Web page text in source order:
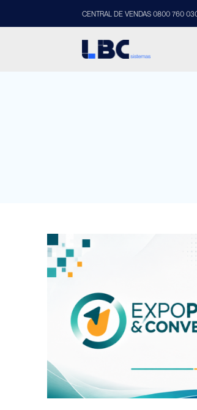
CENTRAL DE VENDAS 0800 760